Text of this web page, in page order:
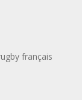
français